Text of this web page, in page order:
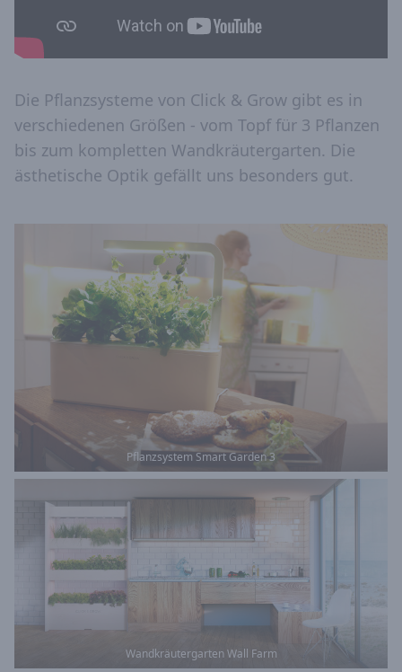
Die Pflanzsysteme von Click & Grow gibt es in
verschiedenen Größen - vom Topf für 3 Pflanzen
bis zum kompletten Wandkräutergarten. Die
ästhetische Optik gefällt uns besonders gut.
Pflanzsystem Smart Garden 3
Wandkräutergarten Wall Farm